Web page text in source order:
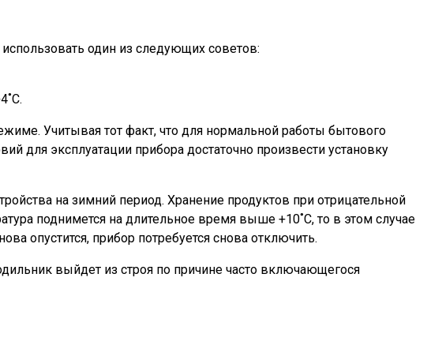
один из следующих советов:
Учитывая тот факт, что для нормальной работы бытового
для эксплуатации прибора достаточно произвести установку
на зимний период. Хранение продуктов при отрицательной
поднимется на длительное время выше +10˚С, то в этом случае
опустится, прибор потребуется снова отключить.
выйдет из строя по причине часто включающегося